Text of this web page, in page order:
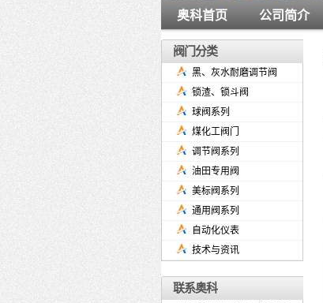
奥科首页 公司简介
阀门分类
黑、灰水耐磨调节阀
锁渣、锁斗阀
球阀系列
煤化工阀门
调节阀系列
油田专用阀
美标阀系列
通用阀系列
自动化仪表
技术与资讯
联系奥科